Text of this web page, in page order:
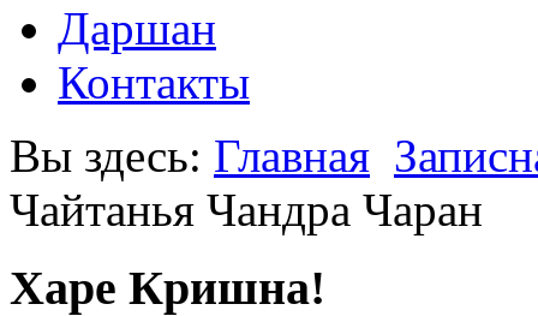
Даршан
Контакты
Вы здесь: Главная
Чайтанья Чандра Чаран
Харе Кришна!